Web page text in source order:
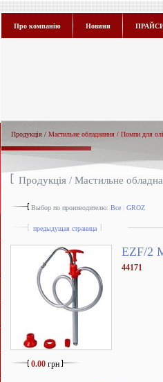
Про компанію Новини
Продукція / Мастильне обладнання / Помпи для
Продукція / Мастильне
Выбор по производителю: Все GROZ
предыдущая страница
0.00 грн
EZF/2
44171